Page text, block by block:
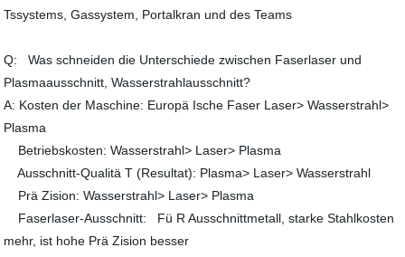
Tssystems, Gassystem, Portalkran und des Teams
Q: Was schneiden die Unterschiede zwischen Faserlaser und
Plasmaausschnitt, Wasserstrahlausschnitt?
A: Kosten der Maschine: Europä Ische Faser Laser> Wasserstrahl>
Plasma
Betriebskosten: Wasserstrahl> Laser> Plasma
Ausschnitt-Qualitä T (Resultat): Plasma> Laser> Wasserstrahl
Prä Zision: Wasserstrahl> Laser> Plasma
Faserlaser-Ausschnitt: Fü R Ausschnittmetall, starke Stahlkosten
mehr, ist hohe Prä Zision besser